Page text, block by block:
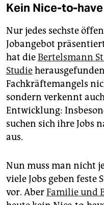
Kein Nice-to-
Nur jedes sechste
Jobangebot
hat dieBertelsmann
Studie
Fachkräftemangels
sondern verkennt
Entwicklung:
suchen sich ihre Jobs
aus.
Nun muss man nicht
viele Jobs geben
vor. AberFamilie und